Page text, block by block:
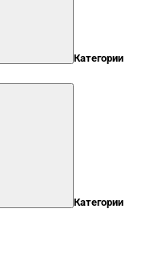
Категории
Категории